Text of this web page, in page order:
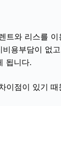
트와 리스를
용부담이 없
됩니다.
이점이 있기